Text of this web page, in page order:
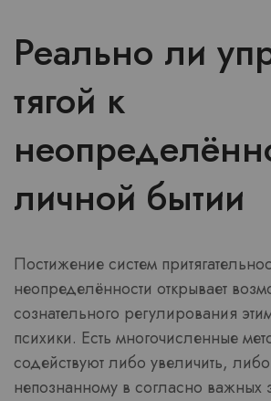
Реально ли
тягой к
личной бытии
Постижение систем
неопределённости открывает
сознательного регулирования
психики. Есть многочисленные
содействуют либо увеличить,
непознанному в согласно важных